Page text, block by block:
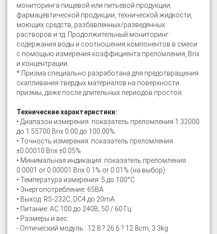
мониторинга пищевой или питьевой продукции,
фармацевтической продукции, технической жидкости,
моющих средств, разбавленных/разведенных
растворов и тд. Продолжительный мониторинг
содержания воды и соотношения компонентов в смеси
с помощью измерения коэффициента преломления, Brix
и концентрации.
* Призма специально разработана для предотвращения
скапливания твердых материалов на поверхности
призмы, даже после длительных периодов простоя.
Технические характеристики:
• Диапазон измерения: показатель преломления 1.32000
до 1.55700 Brix 0.00 до 100.00%
• Точность измерения: показатель преломления
±0.00010 Brix ±0.05%
• Минимальная индикация: показатель преломления
0.0001 or 0.00001 Brix 0.1% or 0.01% (на выбор)
• Температура измерения: 5 до 100°C
• Энергопотребление: 65ВА
• Выход: RS-232C, DC4 до 20mA
• Питание: AC 100 до 240B, 50 / 60 Гц
• Размеры и вес:
- Оптический модуль : 12.8 ? 26.6 ? 12.8cm, 3.3kg